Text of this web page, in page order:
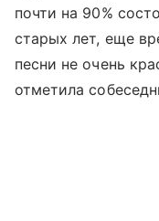
почти на 90%
старых лет, еще
песни не очень
отметила